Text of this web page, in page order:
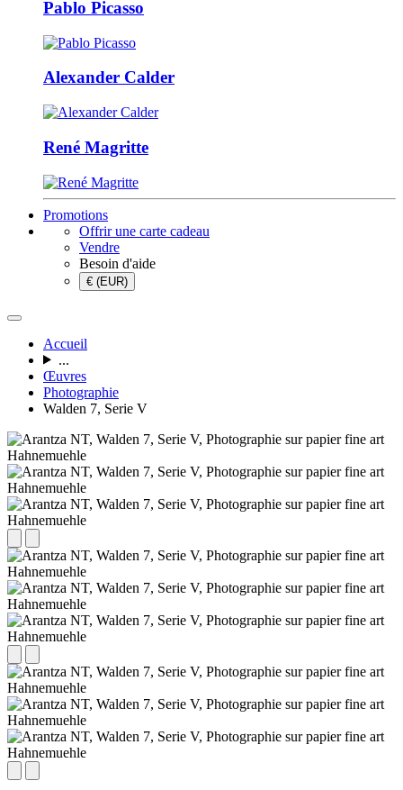
Pablo Picasso
Alexander Calder
René Magritte
Promotions
Offrir une carte cadeau
Vendre
Besoin d'aide
€ (EUR)
Accueil
...
Œuvres
Photographie
Walden 7, Serie V